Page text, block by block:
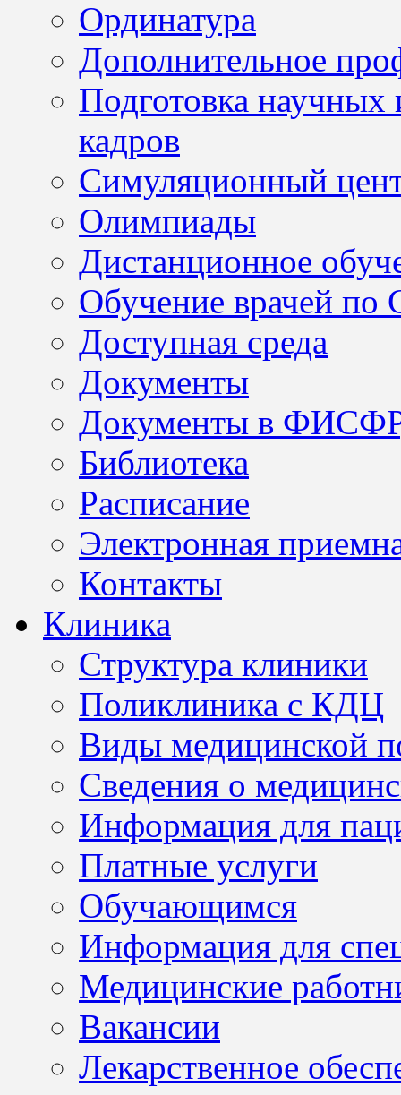
Ординатура
Дополнительное
Подготовка научных
кадров
Симуляционный
Олимпиады
Дистанционное
Обучение врачей по
Доступная среда
Документы
Документы в
Библиотека
Расписание
Электронная
Контакты
Клиника
Структура клиники
Поликлиника с КДЦ
Виды медицинской
Сведения о
Информация для
Платные услуги
Обучающимся
Информация для
Медицинские
Вакансии
Лекарственное